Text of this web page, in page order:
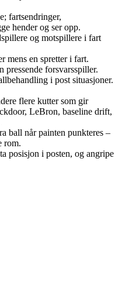
fartsendringer,
hender og ser opp.
og motspillere i fart
mens en spretter i fart.
pressende forsvarsspiller.
i post situasjoner.
flere kutter som gir
LeBron, baseline drift,
ball når painten punkteres –
rom.
posisjon i posten, og angripe